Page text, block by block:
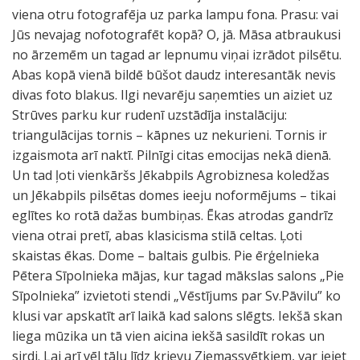
viena otru fotografēja uz parka lampu fona. Prasu: vai
Jūs nevajag nofotografēt kopā? O, jā. Māsa atbraukusi
no ārzemēm un tagad ar lepnumu viņai izrādot pilsētu.
Abas kopā vienā bildē būšot daudz interesantāk nevis
divas foto blakus. Ilgi nevarēju saņemties un aiziet uz
Strūves parku kur rudenī uzstādīja instalāciju:
triangulācijas tornis – kāpnes uz nekurieni. Tornis ir
izgaismota arī naktī. Pilnīgi citas emocijas nekā dienā.
Un tad ļoti vienkāršs Jēkabpils Agrobiznesa koledžas
un Jēkabpils pilsētas domes ieeju noformējums – tikai
eglītes ko rotā dažas bumbiņas. Ēkas atrodas gandrīz
viena otrai pretī, abas klasicisma stilā celtas. Ļoti
skaistas ēkas. Dome – baltais gulbis. Pie ērģelnieka
Pētera Sīpolnieka mājas, kur tagad mākslas salons „Pie
Sīpolnieka” izvietoti stendi „Vēstījums par Sv.Pāvilu” ko
klusi var apskatīt arī laikā kad salons slēgts. Iekšā skan
liega mūzika un tā vien aicina iekšā sasildīt rokas un
sirdi. Lai arī vēl tālu līdz krievu Ziemassvētkiem, var ieiet